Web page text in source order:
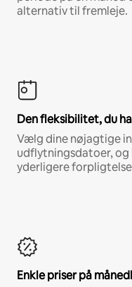
alternativ til fremleje.
Den fleksibilitet, du
Vælg dine nøjagtige
udflytningsdatoer,
yderligere
Enkle priser på